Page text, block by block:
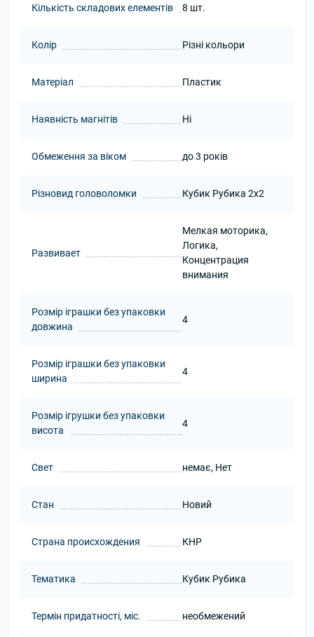
Кількість складових елементів 8 шт.
Колір Різні кольори
Матеріал Пластик
Наявність магнітів Ні
Обмеження за віком до 3 років
Різновид головоломки Кубик Рубика 2x2
Развивает
Мелкая моторика,
Логика,
Концентрация
внимания
Розмір іграшки без упаковки
довжина
4
Розмір іграшки без упаковки
ширина
4
Розмір ігрушки без упаковки
висота
4
Свет немає, Нет
Стан Новий
Страна происхождения КНР
Тематика Кубик Рубика
Термін придатності, міс. необмежений